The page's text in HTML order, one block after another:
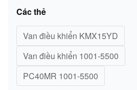
Các thẻ
Van điều khiển KMX15YD
Van điều khiển 1001-5500
PC40MR 1001-5500